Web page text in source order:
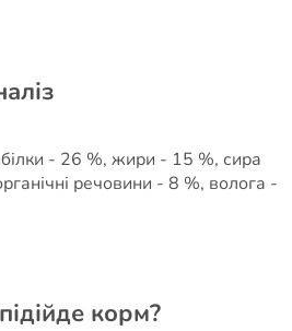
білки - 26 %, жири - 15 %, сира
речовини - 8 %, волога -
корм?